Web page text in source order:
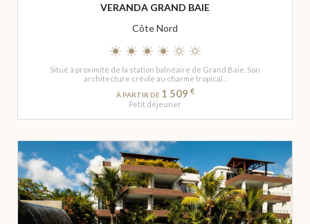
VERANDA GRAND BAIE
Côte Nord
Situé à proximité de la station balnéaire de Grand Baie. Son
architecture créole au charme tropical...
À PARTIR DE 1 509 €
Petit déjeuner